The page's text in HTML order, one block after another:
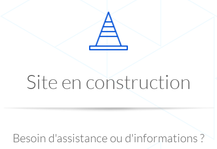
Site en construction
Besoin d'assistance ou d'informations ?